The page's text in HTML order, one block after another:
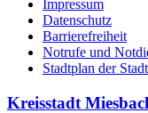
Impressum
Datenschutz
Barrierefreiheit
Notrufe und
Stadtplan der
Kreisstadt